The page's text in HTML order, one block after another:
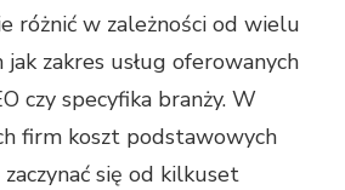
różnić w zależności od wielu
jak zakres usług oferowanych
czy specyfika branży. W
firm koszt podstawowych
zaczynać się od kilkuset